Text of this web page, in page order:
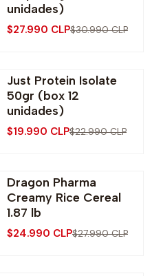
unidades)
$27.990 CLP$30.990 CLP
-13% OFF
Just Protein Isolate
50gr (box 12
unidades)
$19.990 CLP$22.990 CLP
-11% OFF
Dragon Pharma
Creamy Rice Cereal
1.87 lb
$24.990 CLP$27.990 CLP